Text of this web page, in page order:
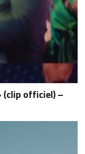
(clip officiel) –